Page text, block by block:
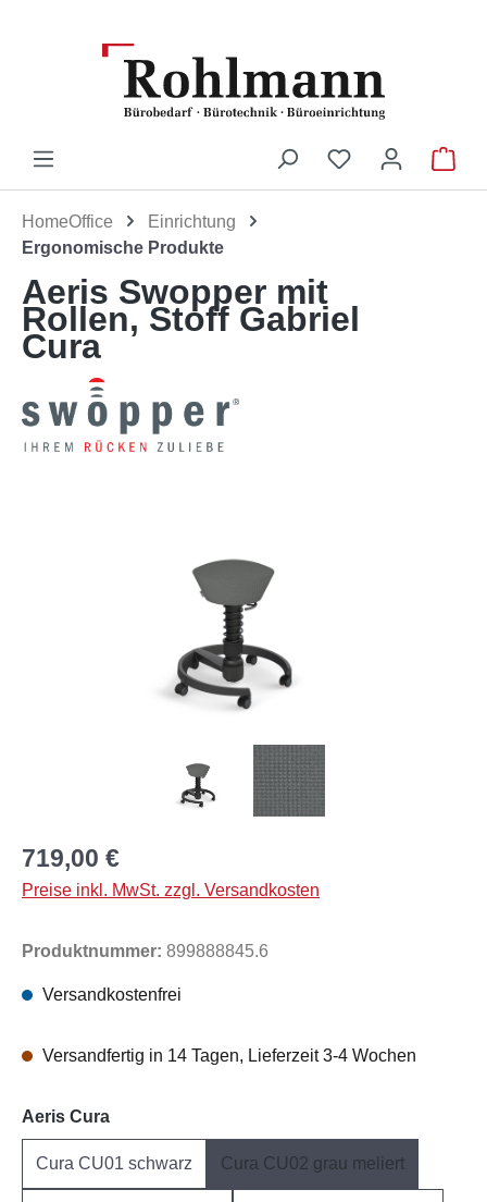
Du hast 0
HomeOffice
Einrichtung
Ergonomische Produkte
Aeris Swopper mit
Rollen, Stoff Gabriel
Cura
719,00 €
Preise inkl. MwSt. zzgl. Versandkosten
Produktnummer: 899888845.6
Versandkostenfrei
Versandfertig in 14 Tagen, Lieferzeit 3-4 Wochen
Aeris Cura
Cura CU01 schwarz Cura CU02 grau meliert